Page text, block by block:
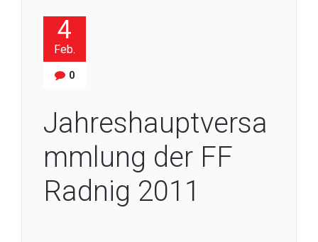
4
Feb.
0
Jahreshauptversa
mmlung der FF
Radnig 2011